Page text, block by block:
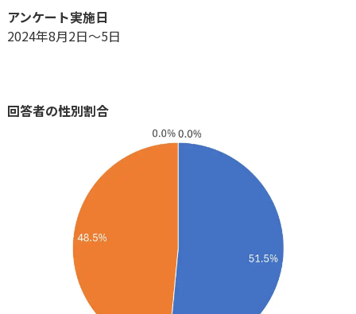
アンケート実施日
2024年8月2日～5日
回答者の性別割合